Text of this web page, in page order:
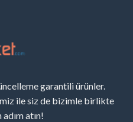
garantili ürünler.
ile siz de bizimle birlikte
atın!